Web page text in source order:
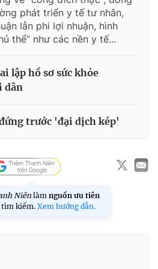
phát triển y tế tư nhân,
lẫn phi lợi nhuận, hình
thể” như các nền y tế...
lập hồ sơ sức khỏe
dân
trước 'đại dịch kép'
Niên làm nguồn ưu tiên
tìm kiếm. Xem hướng dẫn.